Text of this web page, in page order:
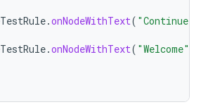
.onNodeWithText( "Continue"
.onNodeWithText( "Welcome"